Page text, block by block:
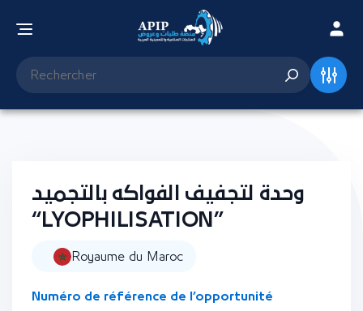
وحدة لتجفيف الفواكه بالتجميد
“LYOPHILISATION”
Royaume du Maroc
Numéro de référence de l’opportunité